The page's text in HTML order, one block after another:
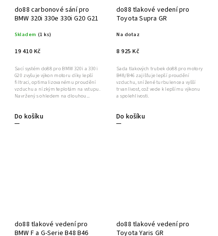
do88 carbonové sání pro
BMW 320i 330e 330i G20 G21
Skladem (1 ks)
19 410 Kč
Do košíku
Sací systém do88 pro BMW 320i a 330i
G20 zvyšuje výkon motoru díky lepší
filtraci, optimalizovanému proudění
vzduchu a nízkým teplotám na vstupu.
Navržený s ohledem na dlouhou...
do88 tlakové vedení pro
Toyota Supra GR
Na dotaz
8 925 Kč
Do košíku
Sada tlakových trubek do88 pro motory
B48/B46 zajišťuje lepší proudění
vzduchu, snížené turbulence a vyšší
trvanlivost, což vede k lepšímu výkonu
a spolehlivosti.
do88 tlakové vedení pro
BMW F a G-Serie B48 B46
do88 tlakové vedení pro
Toyota Yaris GR